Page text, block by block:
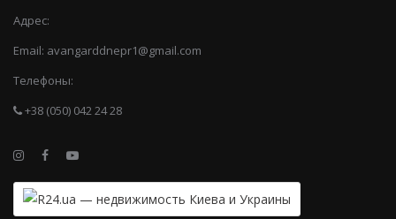
Адрес:
Email: avangarddnepr1@gmail.com
Телефоны:
+38 (050) 042 24 28